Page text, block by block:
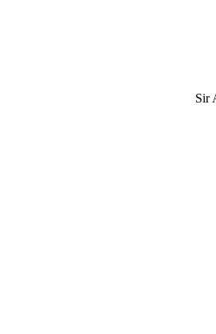
Sir